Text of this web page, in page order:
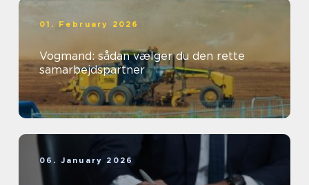
01. February 2026
Vogmand: sådan vælger du den rette
samarbejdspartner
06. January 2026